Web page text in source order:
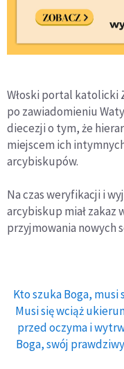
Włoski portal katolicki
po zawiadomieniu
diecezji o tym, że
miejscem ich
arcybiskupów.
Na czas weryfikacji i
arcybiskup miał zakaz
przyjmowania nowych
Kto szuka Boga, musi
Musi się wciąż
przed oczyma i
Boga, swój